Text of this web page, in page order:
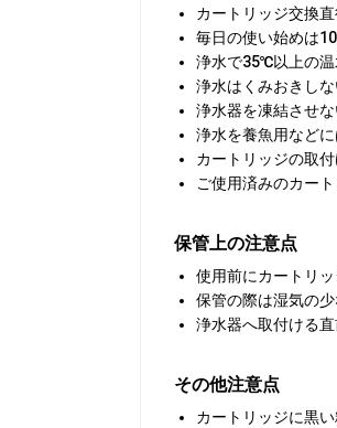
カートリッジ交換
毎日の使い始めは
浄水で35℃以上の温
浄水はくみおきし
浄水器を凍結させな
浄水を養魚用などに
カートリッジの取
ご使用済みのカー
保管上の注意点
使用前にカートリ
保管の際は湿気の
浄水器へ取付ける
その他注意点
カートリッジに黒